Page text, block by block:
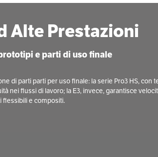
Alte Prestazioni
e parti di uso finale
di parti parti per uso finale: la serie Pro3 HS, con
nei flussi di lavoro; la E3, invece, garantisce
flessibili e compositi.